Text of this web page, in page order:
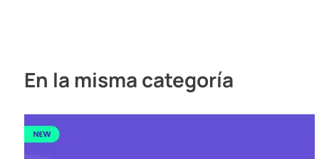
En la misma categoría